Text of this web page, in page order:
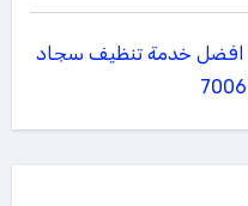
افضل خدمة تنظيف سجاد